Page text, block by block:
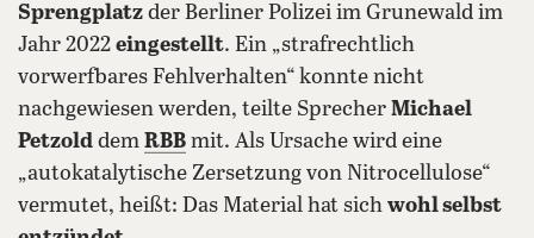
Sprengplatz der Berliner Polizei im Grunewald im
Jahr 2022 eingestellt. Ein „strafrechtlich
vorwerfbares Fehlverhalten“ konnte nicht
nachgewiesen werden, teilte Sprecher Michael
Petzold dem RBB mit. Als Ursache wird eine
„autokatalytische Zersetzung von Nitrocellulose“
vermutet, heißt: Das Material hat sich wohl selbst